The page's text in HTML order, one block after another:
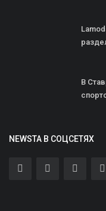
В
NEWSTA В СОЦСЕТЯХ